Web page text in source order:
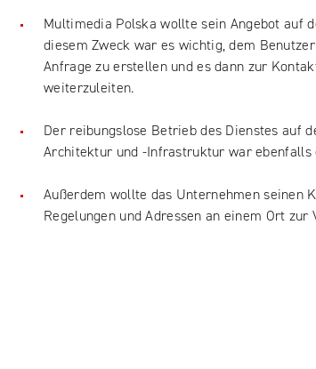
Multimedia Polska wollte sein Angebot auf
diesem Zweck war es wichtig, dem
Anfrage zu erstellen und es dann zur
weiterzuleiten.
Der reibungslose Betrieb des Dienstes auf
Architektur und -Infrastruktur war ebenfalls
Außerdem wollte das Unternehmen seinen
Regelungen und Adressen an einem Ort zur